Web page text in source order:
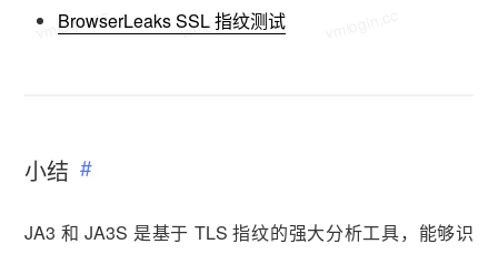
BrowserLeaks SSL 指纹测试
小结
JA3 和 JA3S 是基于 TLS 指纹的强大分析工具，能够识
vmlogin.cc vmlogin.cc